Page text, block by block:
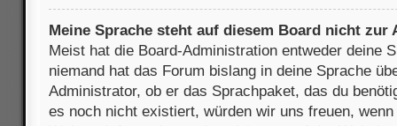
Meine Sprache steht auf diesem Board nicht zur
Meist hat die Board-Administration entweder deine
niemand hat das Forum bislang in deine Sprache
Administrator, ob er das Sprachpaket, das du
es noch nicht existiert, würden wir uns freuen,